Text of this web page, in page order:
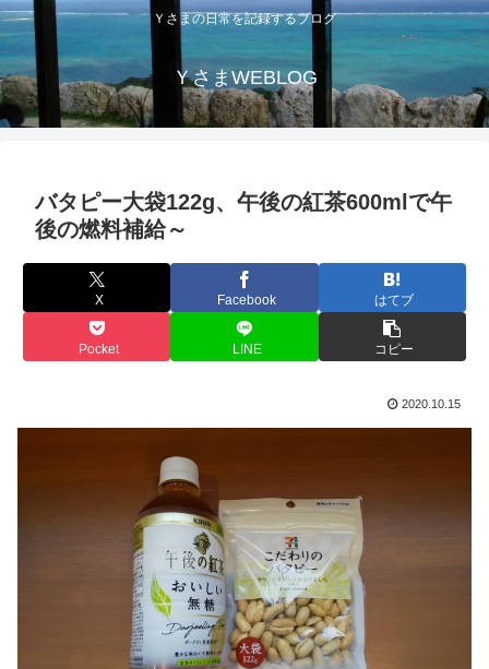
Ｙさまの日常を記録するブログ
ＹさまWEBLOG
バタピー大袋122g、午後の紅茶600mlで午
後の燃料補給～
X Facebook はてブ
Pocket LINE コピー
2020.10.15